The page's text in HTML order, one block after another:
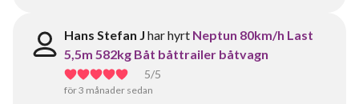
Hans Stefan J har hyrt Neptun 80km/h Last
5,5m 582kg Båt båttrailer båtvagn
5/5
för 3 månader sedan